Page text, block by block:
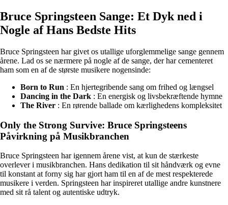
Bruce Springsteen Sange: Et Dyk ned i
Nogle af Hans Bedste Hits
Bruce Springsteen har givet os utallige uforglemmelige sange gennem
årene. Lad os se nærmere på nogle af de sange, der har cementeret
ham som en af de største musikere nogensinde:
Born to Run : En hjertegribende sang om frihed og længsel
Dancing in the Dark : En energisk og livsbekræftende hymne
The River : En rørende ballade om kærlighedens kompleksitet
Only the Strong Survive: Bruce Springsteens
Påvirkning på Musikbranchen
Bruce Springsteen har igennem årene vist, at kun de stærkeste
overlever i musikbranchen. Hans dedikation til sit håndværk og evne
til konstant at forny sig har gjort ham til en af de mest respekterede
musikere i verden. Springsteen har inspireret utallige andre kunstnere
med sit rå talent og autentiske udtryk.